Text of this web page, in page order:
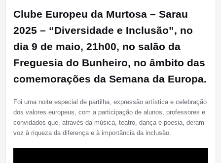
Clube Europeu da Murtosa – Sarau
2025 – “Diversidade e Inclusão”, no
dia 9 de maio, 21h00, no salão da
Freguesia do Bunheiro, no âmbito das
comemorações da Semana da Europa.
Foi uma noite especial de partilha, expressão artística e celebração
dos valores europeus, com a participação de alunos, professores e
convidados que, através da música, teatro, dança e poesia, deram
voz à riqueza da diferença e à importância da inclusão.